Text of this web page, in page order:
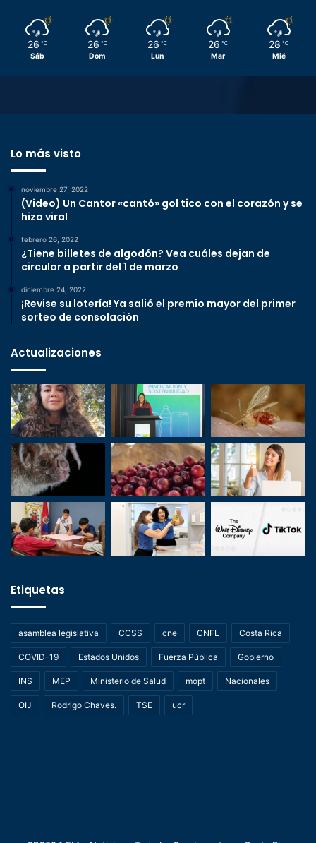
26 ℃
Sáb
26 ℃
Dom
26 ℃
Lun
26 ℃
Mar
28 ℃
Mié
Lo más visto
noviembre 27, 2022
(Video) Un Cantor «cantó» gol tico con el corazón y se
hizo viral
febrero 26, 2022
¿Tiene billetes de algodón? Vea cuáles dejan de
circular a partir del 1 de marzo
diciembre 24, 2022
¡Revise su lotería! Ya salió el premio mayor del primer
sorteo de consolación
Actualizaciones
Etiquetas
asamblea legislativa CCSS cne CNFL Costa Rica
COVID-19 Estados Unidos Fuerza Pública Gobierno
INS MEP Ministerio de Salud mopt Nacionales
OIJ Rodrigo Chaves. TSE ucr